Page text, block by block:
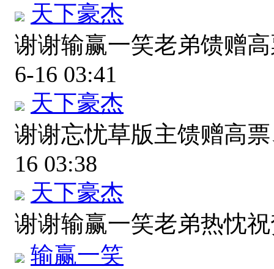
天下豪杰
谢谢输赢一笑老弟馈赠
6-16 03:41
天下豪杰
谢谢忘忧草版主馈赠高
16 03:38
天下豪杰
谢谢输赢一笑老弟热忱
输赢一笑